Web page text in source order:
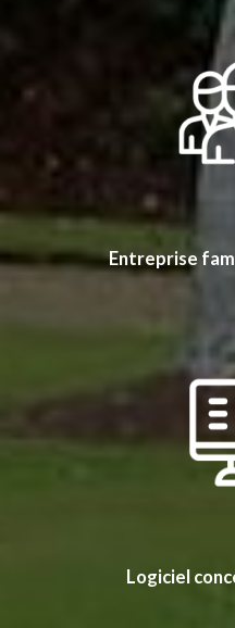
Entreprise
Logiciel